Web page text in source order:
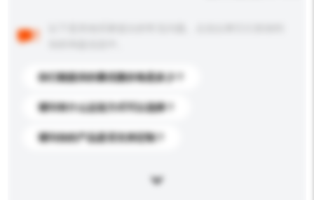
你们能提供的最优惠价格是多少？
请问有什么运送方式可以选择？
请问你的产品是否支持定制？